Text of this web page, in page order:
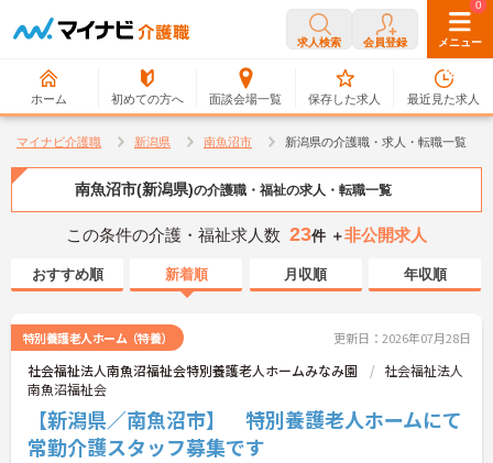
求人検索 会員登録 メニュー
ホーム 初めての方へ 面談会場一覧
0
保存した求人
0
最近見た求人
マイナビ介護職 新潟県 南魚沼市 新潟県の介護職・求人・転職一覧
南魚沼市(新潟県)の介護職・福祉の求人・転職一覧
この条件の介護・福祉求人数 23件 ＋非公開求人
おすすめ順 新着順 月収順 年収順
特別養護老人ホーム（特養） 更新日：2026年07月28日
社会福祉法人南魚沼福祉会特別養護老人ホームみなみ園
社会福祉法人
南魚沼福祉会
【新潟県／南魚沼市】 特別養護老人ホームにて
常勤介護スタッフ募集です